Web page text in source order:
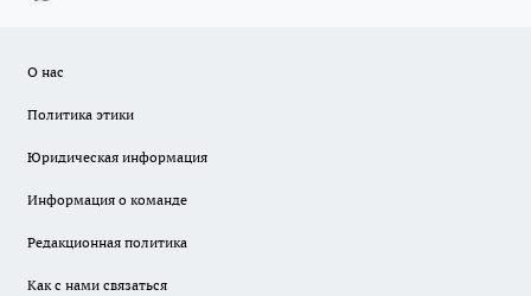
О нас
Политика этики
Юридическая информация
Информация о команде
Редакционная политика
Как с нами связаться